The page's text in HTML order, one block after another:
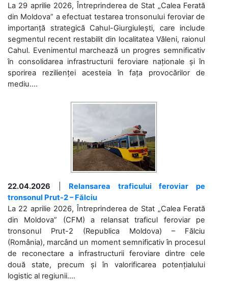
La 29 aprilie 2026, Întreprinderea de Stat „Calea Ferată
din Moldova” a efectuat testarea tronsonului feroviar de
importanță strategică Cahul-Giurgiulești, care include
segmentul recent restabilit din localitatea Văleni, raionul
Cahul. Evenimentul marchează un progres semnificativ
în consolidarea infrastructurii feroviare naționale și în
sporirea rezilienței acesteia în fața provocărilor de
mediu....
22.04.2026
Relansarea traficului feroviar pe
tronsonul Prut-2 – Fălciu
La 22 aprilie 2026, Întreprinderea de Stat „Calea Ferată
din Moldova” (CFM) a relansat traficul feroviar pe
tronsonul Prut-2 (Republica Moldova) – Fălciu
(România), marcând un moment semnificativ în procesul
de reconectare a infrastructurii feroviare dintre cele
două state, precum și în valorificarea potențialului
logistic al regiunii....